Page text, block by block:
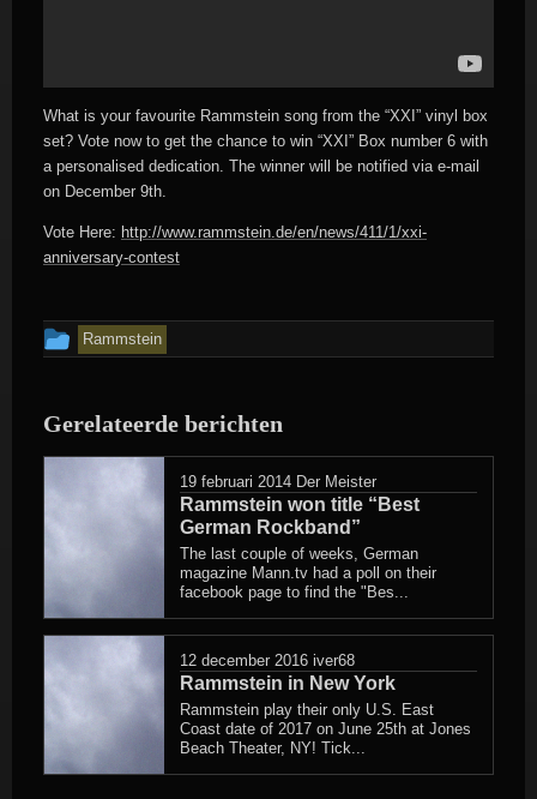
What is your favourite Rammstein song from the “XXI” vinyl box
set? Vote now to get the chance to win “XXI” Box number 6 with
a personalised dedication. The winner will be notified via e-mail
on December 9th.
Vote Here: http://www.rammstein.de/en/news/411/1/xxi-
anniversary-contest
Dit
geplaatst
Rammstein
Gerelateerde berichten
19 februari 2014 Der Meister
Rammstein won title “Best
German Rockband”
The last couple of weeks, German
magazine Mann.tv had a poll on their
facebook page to find the "Bes...
12 december 2016 iver68
Rammstein in New York
Rammstein play their only U.S. East
Coast date of 2017 on June 25th at Jones
Beach Theater, NY! Tick...